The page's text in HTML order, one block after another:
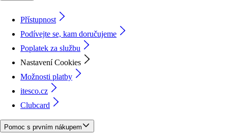
Přístupnost
Podívejte se, kam doručujeme
Poplatek za službu
Nastavení Cookies
Možnosti platby
itesco.cz
Clubcard
Pomoc s prvním nákupem